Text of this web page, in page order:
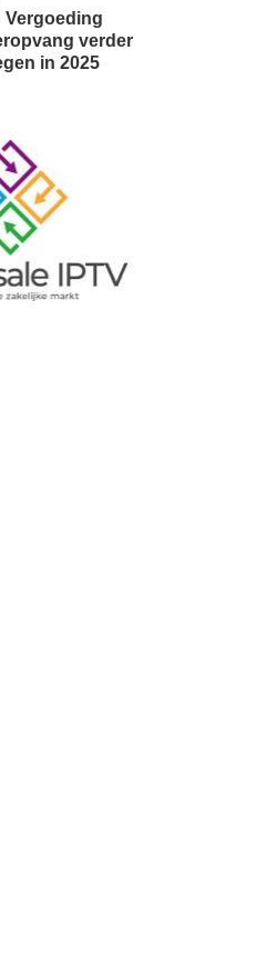
Vergoeding
verder
in 2025